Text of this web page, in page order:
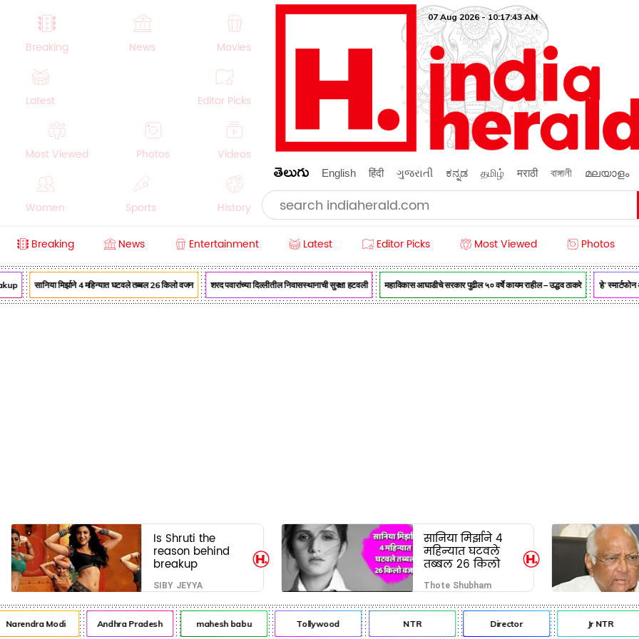
Breaking News Movies
Latest Editor Picks
Most Viewed Photos Videos
Women Sports History
Crime Beauty
07 Aug 2026 - 10:17:44 AM
తెలుగు English हिंदी ગુજરાતી ಕನ್ನಡ தமிழ் मराठी বাঙ্গালী മലയാളം
Breaking News Entertainment Latest Editor Picks Most Viewed Photos
सानिया मिर्झाने 4 महिन्यात घटवले तब्बल 26 किलो वजन शरद पवारांच्या दिल्लीतील निवासस्थानाची सुरक्षा हटवली महाविकास आघाडीचे सरकार पुढील ५० वर्षे कायम राहील – उद्धव ठाकरे ‘हे’ स्मार्टफोन
Is Shruti the
reason behind
breakup
SIBY JEYYA
सानिया मिर्झाने 4
महिन्यात घटवले
तब्बल 26 किलो
वजन
Thote Shubham
Modi Andhra Pradesh mahesh babu Tollywood NTR Director Jr NTR